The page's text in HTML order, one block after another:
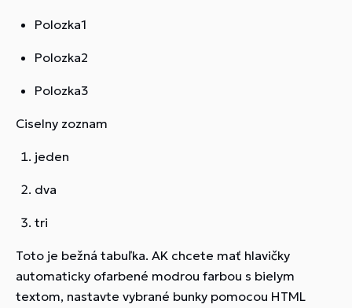
Polozka1
Polozka2
Polozka3
Ciselny zoznam
jeden
dva
tri
Toto je bežná tabuľka. AK chcete mať hlavičky
automaticky ofarbené modrou farbou s bielym
textom, nastavte vybrané bunky pomocou HTML